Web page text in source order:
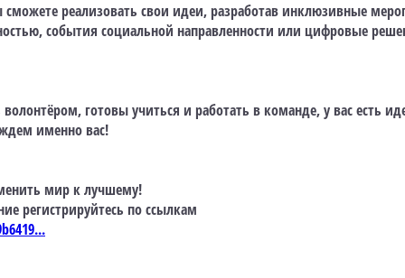
сможете реализовать свои идеи, разработав инклюзивные
события социальной направленности или цифровые
волонтёром, готовы учиться и работать в команде, у вас есть
именно вас!
мир к лучшему!
регистрируйтесь по ссылкам